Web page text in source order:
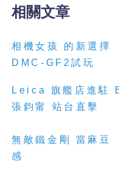
相關文章
相機女孩 的新選
DMC-GF2試玩
Leica 旗艦店進駐
張鈞甯 站台直擊
無敵鐵金剛 當麻豆
感